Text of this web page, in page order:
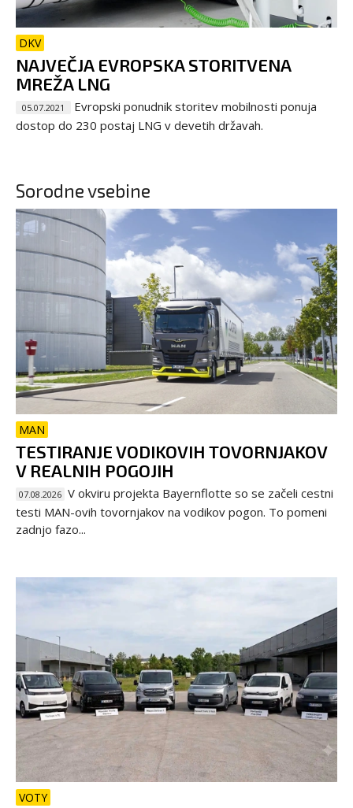
DKV
NAJVEČJA EVROPSKA STORITVENA
MREŽA LNG
05.07.2021
Evropski ponudnik storitev mobilnosti ponuja
dostop do 230 postaj LNG v devetih državah.
Sorodne vsebine
MAN
TESTIRANJE VODIKOVIH TOVORNJAKOV
V REALNIH POGOJIH
07.08.2026 V okviru projekta Bayernflotte so se začeli cestni
testi MAN-ovih tovornjakov na vodikov pogon. To pomeni
zadnjo fazo...
VOTY